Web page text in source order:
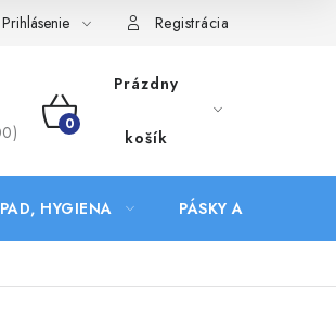
Prihlásenie Registrácia
NÁKUPNÝ
Prázdny
košík
HYGIENA PÁSKY A DOPLNKY